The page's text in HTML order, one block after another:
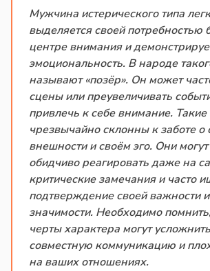
16:23
Мужчина истерического типа
выделяется своей потребностью
центре внимания и
эмоциональность. В народе
называют «позёр». Он может
сцены или преувеличивать
привлечь к себе внимание.
чрезвычайно склонны к заботе о
внешности и своём эго. Они
обидчиво реагировать даже на
критические замечания и часто
подтверждение своей важности
значимости. Необходимо
черты характера могут
совместную коммуникацию и
на ваших отношениях.